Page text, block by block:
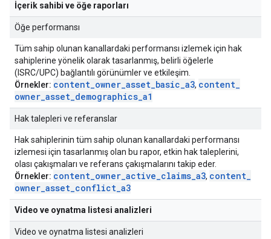
İçerik sahibi ve öğe raporları
Öğe performansı
Tüm sahip olunan kanallardaki performansı izlemek için hak
sahiplerine yönelik olarak tasarlanmış, belirli öğelerle
(ISRC/UPC) bağlantılı görünümler ve etkileşim.
Örnekler: content_owner_asset_basic_a3, content_
owner_asset_demographics_a1
Hak talepleri ve referanslar
Hak sahiplerinin tüm sahip olunan kanallardaki performansı
izlemesi için tasarlanmış olan bu rapor, etkin hak taleplerini,
olası çakışmaları ve referans çakışmalarını takip eder.
Örnekler: content_owner_active_claims_a3, content_
owner_asset_conflict_a3
Video ve oynatma listesi analizleri
Video ve oynatma listesi analizleri